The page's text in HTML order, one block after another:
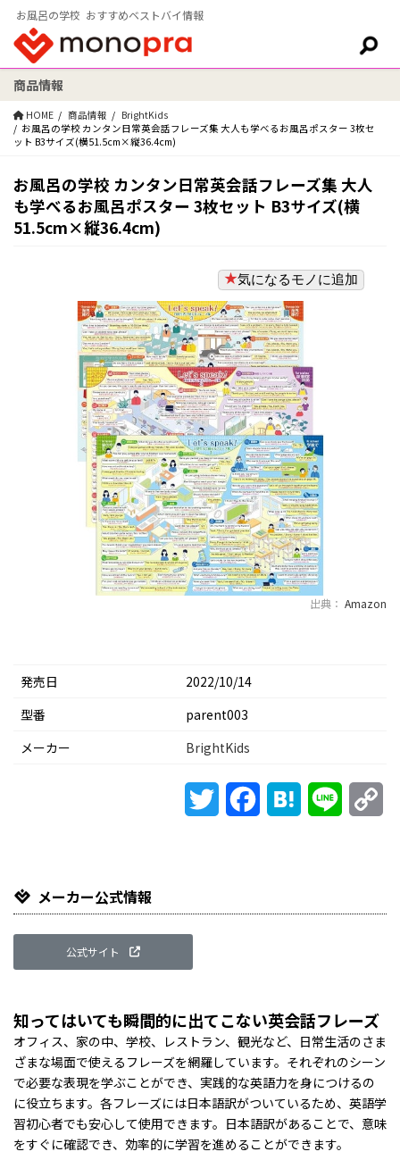
お風呂の学校 おすすめベストバイ情報
検索:
商品情報
HOME 商品情報
BrightKids
お風呂の学校 カンタン日常英会話フレーズ集 大人も学べるお風呂ポスター 3枚セ
ット B3サイズ(横51.5cm×縦36.4cm)
お風呂の学校 カンタン日常英会話フレーズ集 大人
も学べるお風呂ポスター 3枚セット B3サイズ(横
51.5cm×縦36.4cm)
気になるモノに追加
出典： Amazon
発売日
2022/10/14
型番
‎parent003
メーカー
BrightKids
Twitter FacebookHatena Line
メーカー公式情報
公式サイト
知ってはいても瞬間的に出てこない英会話フレーズ
オフィス、家の中、学校、レストラン、観光など、日常生活のさま
ざまな場面で使えるフレーズを網羅しています。それぞれのシーン
で必要な表現を学ぶことができ、実践的な英語力を身につけるの
に役立ちます。各フレーズには日本語訳がついているため、英語学
習初心者でも安心して使用できます。日本語訳があることで、意味
をすぐに確認でき、効率的に学習を進めることができます。